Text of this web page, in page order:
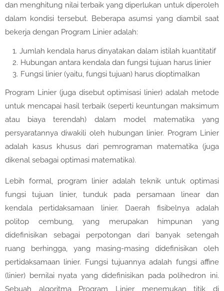
dan menghitung nilai terbaik yang diperlukan untuk diperoleh
dalam kondisi tersebut. Beberapa asumsi yang diambil saat
bekerja dengan Program Linier adalah:
Jumlah kendala harus dinyatakan dalam istilah kuantitatif
Hubungan antara kendala dan fungsi tujuan harus linier
Fungsi linier (yaitu, fungsi tujuan) harus dioptimalkan
Program Linier (juga disebut optimisasi linier) adalah metode
untuk mencapai hasil terbaik (seperti keuntungan maksimum
atau biaya terendah) dalam model matematika yang
persyaratannya diwakili oleh hubungan linier. Program Linier
adalah kasus khusus dari pemrograman matematika (juga
dikenal sebagai optimasi matematika).
Lebih formal, program linier adalah teknik untuk optimasi
fungsi tujuan linier, tunduk pada persamaan linear dan
kendala pertidaksamaan linier. Daerah fisibelnya adalah
politop cembung, yang merupakan himpunan yang
didefinisikan sebagai perpotongan dari banyak setengah
ruang berhingga, yang masing-masing didefinisikan oleh
pertidaksamaan linier. Fungsi tujuannya adalah fungsi affine
(linier) bernilai nyata yang didefinisikan pada polihedron ini.
Sebuah algoritma Program Linier menemukan titik di